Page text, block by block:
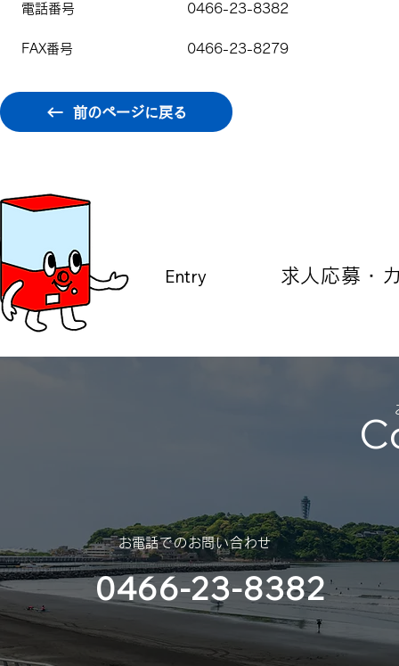
電話番号 0466-23-8382
FAX番号 0466-23-8279
前のページに戻る
Entry 求人応募・​
​お電話でのお問い合わせ
0466-23-8382